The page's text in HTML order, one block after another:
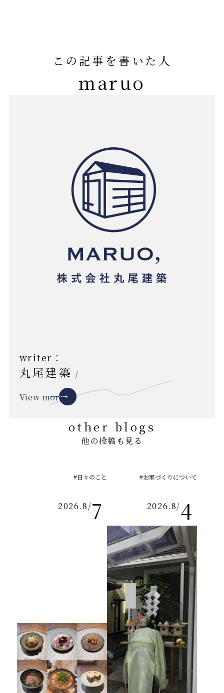
この記事を書いた人
maruo
writer：
丸尾建築 /
View more
other blogs
他の投稿も見る
2026.8/7
#日々のこと
2026.8/4
#お家づくりについて